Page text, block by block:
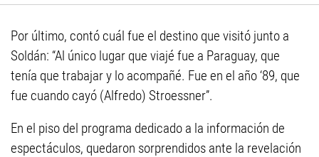
Por último, contó cuál fue el destino que visitó junto a
Soldán: “Al único lugar que viajé fue a Paraguay, que
tenía que trabajar y lo acompañé. Fue en el año ‘89, que
fue cuando cayó (Alfredo) Stroessner”.
En el piso del programa dedicado a la información de
espectáculos, quedaron sorprendidos ante la revelación